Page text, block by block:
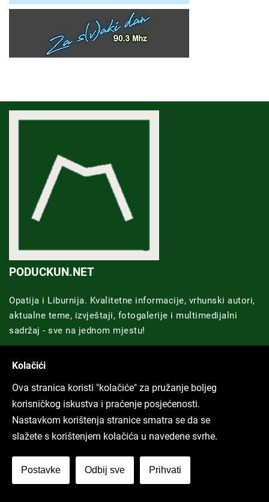
PODUCKUN.NET
Opatija i Liburnija. Kvalitetne informacije, vrhunski autori,
aktualne teme, izvještaji, fotogalerije i multimedijalni
sadržaj - sve na jednom mjestu!
Impressum
Marketing
Uvjeti koristenja
Politike privatnosti
Kolačići
Ova stranica koristi "kolačiće" za pružanje boljeg
korisničkog iskustva i praćenje posjećenosti.
Nastavkom korištenja stranice smatra se da se
slažete s korištenjem kolačića u navedene svrhe.
Postavke Odbij sve Prihvati